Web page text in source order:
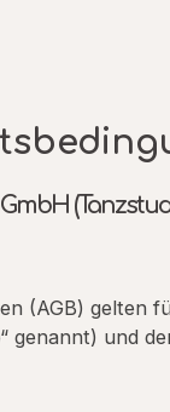
(AGB)
genannt) und